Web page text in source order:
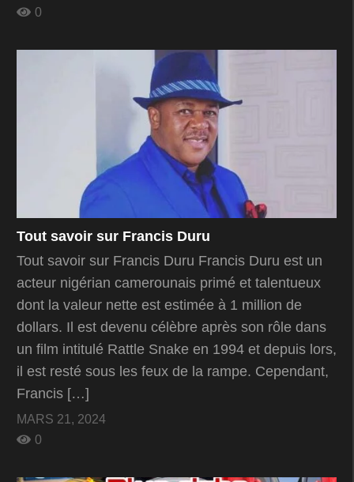
0
Tout savoir sur Francis Duru
Tout savoir sur Francis Duru Francis Duru est un
acteur nigérian camerounais primé et talentueux
dont la valeur nette est estimée à 1 million de
dollars. Il est devenu célèbre après son rôle dans
un film intitulé Rattle Snake en 1994 et depuis lors,
il est resté sous les feux de la rampe. Cependant,
Francis […]
MARS 21, 2024
0